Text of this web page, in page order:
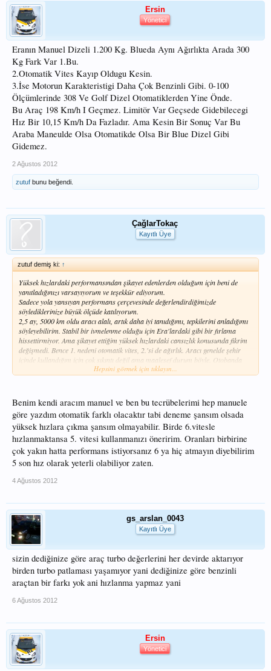
Ersin
Yönetici
Eranın Manuel Dizeli 1.200 Kg. Blueda Aynı Ağırlıkta Arada 300
Kg Fark Var 1.Bu.
2.Otomatik Vites Kayıp Oldugu Kesin.
3.İse Motorun Karakteristigi Daha Çok Benzinli Gibi. 0-100
Ölçümlerinde 308 Ve Golf Dizel Otomatiklerden Yine Önde.
Bu Araç 198 Km/h I Geçmez. Limitör Var Geçsede Gidebilecegi
Hız Bir 10,15 Km/h Da Fazladır. Ama Kesin Bir Sonuç Var Bu
Araba Maneulde Olsa Otomatikde Olsa Bir Blue Dizel Gibi
Gidemez.
2 Ağustos 2012
zutuf bunu beğendi.
ÇağlarTokaç
Kayıtlı Üye
zutuf demiş ki: ↑
Yüksek hızlardaki performansından şikayet edenlerden olduğum için beni de
yanıtladığınızı varsayıyorum ve teşekkür ediyorum.
Sadece yola yansıyan performans çerçevesinde değerlendirdiğimizde
söylediklerinize büyük ölçüde katılıyorum.
2,5 ay, 5000 km oldu aracı alalı, artık daha iyi tanıdığımı, tepkilerini anladığımı
söyleyebilirim. Stabil bir ivmelenme olduğu için Era'lardaki gibi bir fırlama
hissettirmiyor. Ama şikayet ettiğim yüksek hızlardaki cansızlık konusunda fikrim
değişmedi. Bence 1. nedeni otomatik vites, 2.'si de ağırlık. Aracı genelde şehir
içinde kullandığım için çok sıkıntı değil ama maalesef durum böyle. Otobanda
120-130'u geçmeyen sürücüler için de hissedilecek bir durum değil zaten. Ayrıca
Teşekkürler
Hepsini görmek için tıklayın...
Benim kendi aracım manuel ve ben bu tecrübelerimi hep manuele
göre yazdım otomatik farklı olacaktır tabi deneme şansım olsada
yüksek hızlara çıkma şansım olmayabilir. Birde 6.vitesle
hızlanmaktansa 5. vitesi kullanmanızı öneririm. Oranları birbirine
çok yakın hatta performans istiyorsanız 6 ya hiç atmayın diyebilirim
5 son hız olarak yeterli olabiliyor zaten.
4 Ağustos 2012
gs_arslan_0043
Kayıtlı Üye
sizin dediğinize göre araç turbo değerlerini her devirde aktarıyor
birden turbo patlaması yaşamıyor yani dediğinize göre benzinli
araçtan bir farkı yok ani hızlanma yapmaz yani
6 Ağustos 2012
Ersin
Yönetici